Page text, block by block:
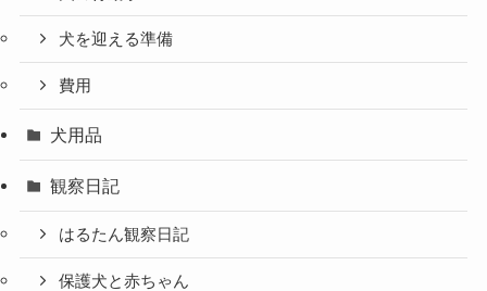
犬を迎える準備
費用
犬用品
観察日記
はるたん観察日記
保護犬と赤ちゃん